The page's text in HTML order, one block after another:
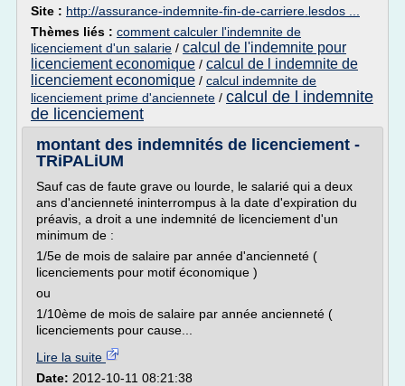
Site : http://assurance-indemnite-fin-de-carriere.lesdos ...
Thèmes liés : comment calculer l'indemnite de
licenciement d'un salarie / calcul de l'indemnite pour
licenciement economique / calcul de l indemnite de
licenciement economique / calcul indemnite de
licenciement prime d'anciennete / calcul de l indemnite
de licenciement
montant des indemnités de licenciement -
TRiPALiUM
Sauf cas de faute grave ou lourde, le salarié qui a deux
ans d'ancienneté ininterrompus à la date d'expiration du
préavis, a droit a une indemnité de licenciement d'un
minimum de :
1/5e de mois de salaire par année d'ancienneté (
licenciements pour motif économique )
ou
1/10ème de mois de salaire par année ancienneté (
licenciements pour cause...
Lire la suite
Date: 2012-10-11 08:21:38